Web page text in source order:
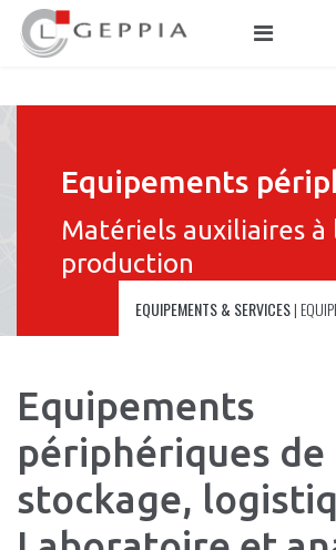
Equipements
Matériels auxiliaires à
production
EQUIPEMENTS & SERVICES|
Equipements
périphériques de
stockage,